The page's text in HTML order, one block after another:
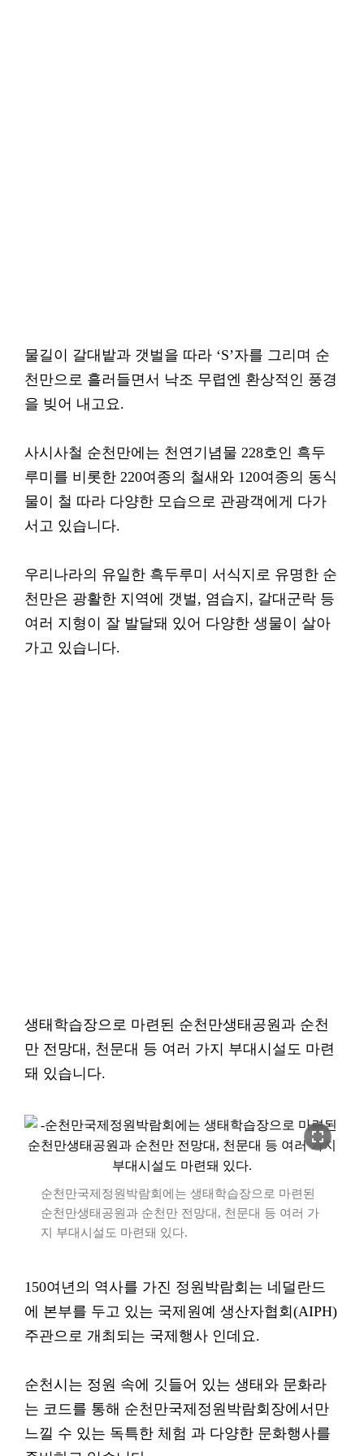
물길이 갈대밭과 갯벌을 따라 ‘S’자를 그리며 순
천만으로 흘러들면서 낙조 무렵엔 환상적인 풍경
을 빚어 내고요.
사시사철 순천만에는 천연기념물 228호인 흑두
루미를 비롯한 220여종의 철새와 120여종의 동식
물이 철 따라 다양한 모습으로 관광객에게 다가
서고 있습니다.
우리나라의 유일한 흑두루미 서식지로 유명한 순
천만은 광활한 지역에 갯벌, 염습지, 갈대군락 등
여러 지형이 잘 발달돼 있어 다양한 생물이 살아
가고 있습니다.
생태학습장으로 마련된 순천만생태공원과 순천
만 전망대, 천문대 등 여러 가지 부대시설도 마련
돼 있습니다.
fullscreen
순천만국제정원박람회에는 생태학습장으로 마련된
순천만생태공원과 순천만 전망대, 천문대 등 여러 가
지 부대시설도 마련돼 있다.
150여년의 역사를 가진 정원박람회는 네덜란드
에 본부를 두고 있는 국제원예 생산자협회(AIPH)
주관으로 개최되는 국제행사 인데요.
순천시는 정원 속에 깃들어 있는 생태와 문화라
는 코드를 통해 순천만국제정원박람회장에서만
느낄 수 있는 독특한 체험 과 다양한 문화행사를